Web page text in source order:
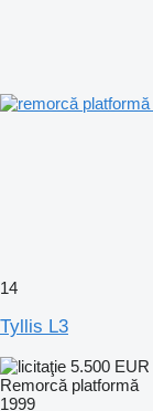
14
Tyllis L3
5.500 EUR
Remorcă platformă
1999